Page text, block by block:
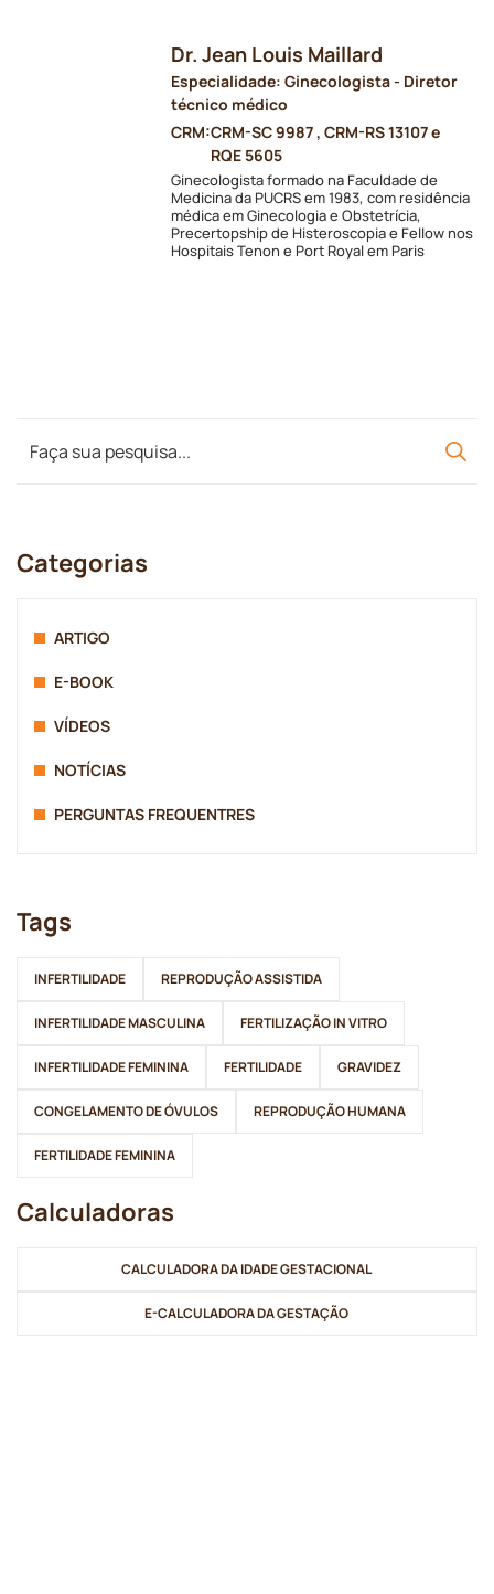
Dr. Jean Louis Maillard
Especialidade: Ginecologista - Diretor
técnico médico
CRM:CRM-SC 9987 , CRM-RS 13107 e
RQE 5605
Ginecologista formado na Faculdade de
Medicina da PUCRS em 1983, com residência
médica em Ginecologia e Obstetrícia,
Precertopship de Histeroscopia e Fellow nos
Hospitais Tenon e Port Royal em Paris
Categorias
ARTIGO
E-BOOK
VÍDEOS
NOTÍCIAS
PERGUNTAS FREQUENTRES
Tags
INFERTILIDADE REPRODUÇÃO ASSISTIDA
INFERTILIDADE MASCULINA FERTILIZAÇÃO IN VITRO
INFERTILIDADE FEMININA FERTILIDADE GRAVIDEZ
CONGELAMENTO DE ÓVULOS REPRODUÇÃO HUMANA
FERTILIDADE FEMININA
Calculadoras
CALCULADORA DA IDADE GESTACIONAL
E-CALCULADORA DA GESTAÇÃO